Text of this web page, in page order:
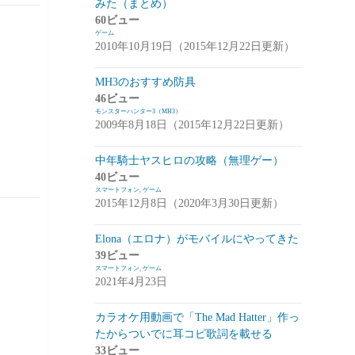
アプデ・イベント情報
雑談(1)
メビウスファイナルファンタジー(メビウ
スFF) (157)
ジョブステータス
カオスの魔窟 (5)
テイルズウィーバー：SecondRun(TWSR)
(10)
雑談
みた（まとめ）
60ビュー
ゲーム
2010年10月19日（2015年12月22日更新）
MH3のおすすめ防具
46ビュー
モンスターハンター3（MH3）
2009年8月18日（2015年12月22日更新）
中年騎士ヤスヒロの攻略（無理ゲー）
40ビュー
スマートフォン, ゲーム
2015年12月8日（2020年3月30日更新）
Elona（エロナ）がモバイルにやってきた
39ビュー
スマートフォン, ゲーム
2021年4月23日
カラオケ用動画で「The Mad Hatter」作っ
たからついでに耳コピ歌詞を載せる
33ビュー